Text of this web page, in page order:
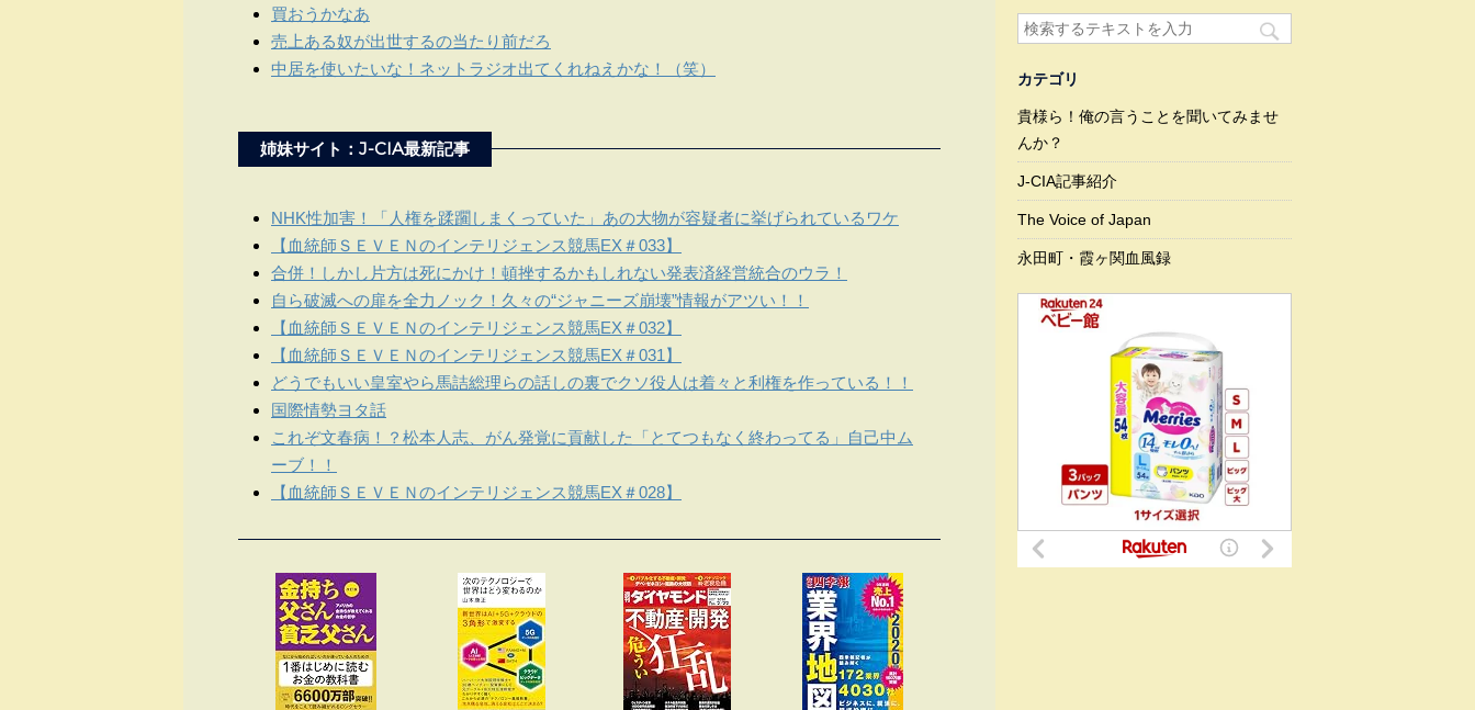
買おうかなあ
売上ある奴が出世するの当たり前だろ
中居を使いたいな！ネットラジオ出てくれねえかな！（笑）
姉妹サイト：J-CIA最新記事
NHK性加害！「人権を蹂躙しまくっていた」あの大物が容疑者に挙げられているワケ
【血統師ＳＥＶＥＮのインテリジェンス競馬EX＃033】
合併！しかし片方は死にかけ！頓挫するかもしれない発表済経営統合のウラ！
自ら破滅への扉を全力ノック！久々の“ジャニーズ崩壊”情報がアツい！！
【血統師ＳＥＶＥＮのインテリジェンス競馬EX＃032】
【血統師ＳＥＶＥＮのインテリジェンス競馬EX＃031】
どうでもいい皇室やら馬詰総理らの話しの裏でクソ役人は着々と利権を作っている！！
国際情勢ヨタ話
これぞ文春病！？松本人志、がん発覚に貢献した「とてつもなく終わってる」自己中ム
ーブ！！
【血統師ＳＥＶＥＮのインテリジェンス競馬EX＃028】
カテゴリ
貴様ら！俺の言うことを聞いてみませ
んか？
J-CIA記事紹介
The Voice of Japan
永田町・霞ヶ関血風録